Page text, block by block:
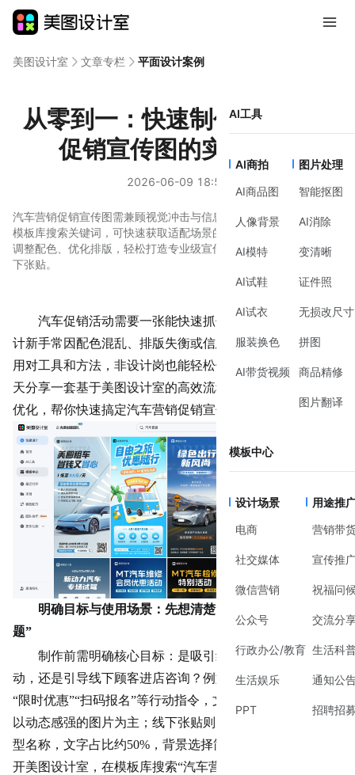
AI工具
AI商拍
AI商品图
人像背景
AI模特
AI试鞋
AI试衣
服装换色
AI带货视频
图片处理
智能抠图
AI消除
变清晰
证件照
无损改尺寸
拼图
商品精修
图片翻译
模板中心
设计场景
电商
社交媒体
微信营销
公众号
行政办公/教育
生活娱乐
PPT
用途推
营销带
宣传推
祝福问
交流分
生活科
通知公
招聘招
美图设计室 文章专栏 平面设计案例
从零到一：快速制作汽车营销
促销宣传图的实用技巧
2026-06-09 18:50
汽车营销促销宣传图需兼顾视觉冲击与信息传达。通过美图设计室
模板库搜索关键词，可快速获取适配场景的模板，通过修改文案、
调整配色、优化排版，轻松打造专业级宣传图，适合线上传播或线
下张贴。
汽车促销活动需要一张能快速抓住眼球的宣传图，但设
计新手常因配色混乱、排版失衡或信息冗余而头疼。其实，
用对工具和方法，非设计岗也能轻松做出专业级宣传图。今
天分享一套基于美图设计室的高效流程，从模板选择到细节
优化，帮你快速搞定汽车营销促销宣传图。
明确目标与使用场景：先想清楚“这张图要解决什么问
题”
制作前需明确核心目标：是吸引线上用户点击参与活
动，还是引导线下顾客进店咨询？例如，线上传播需突出
“限时优惠”“扫码报名”等行动指令，文字占比约30%，背景
以动态感强的图片为主；线下张贴则需放大品牌LOGO和车
型名称，文字占比约50%，背景选择简洁的纯色或渐变。打
开美图设计室，在模板库搜索“汽车营销促销宣传图”，筛选